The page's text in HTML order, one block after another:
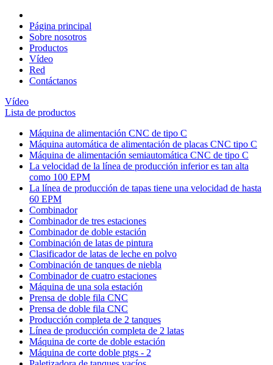
Página principal
Sobre nosotros
Productos
Vídeo
Red
Contáctanos
Vídeo
Lista de productos
Máquina de alimentación CNC de tipo C
Máquina automática de alimentación de placas CNC tipo C
Máquina de alimentación semiautomática CNC de tipo C
La velocidad de la línea de producción inferior es tan alta
como 100 EPM
La línea de producción de tapas tiene una velocidad de hasta
60 EPM
Combinador
Combinador de tres estaciones
Combinador de doble estación
Combinación de latas de pintura
Clasificador de latas de leche en polvo
Combinación de tanques de niebla
Combinador de cuatro estaciones
Máquina de una sola estación
Prensa de doble fila CNC
Prensa de doble fila CNC
Producción completa de 2 tanques
Línea de producción completa de 2 latas
Máquina de corte de doble estación
Máquina de corte doble ptgs - 2